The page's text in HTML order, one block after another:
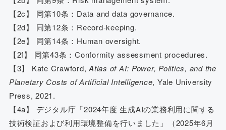
【2c】 同第10条：Data and data governance.
【2d】 同第12条：Record-keeping.
【2e】 同第14条：Human oversight.
【2f】 同第43条：Conformity assessment procedures.
【3】 Kate Crawford,Atlas of AI: Power, Politics, and the
Planetary Costs of Artificial Intelligence, Yale University
Press, 2021.
【4a】 デジタル庁「2024年度 生成AIの業務利用に関する
技術検証および利用環境整備を行いました」（2025年6月